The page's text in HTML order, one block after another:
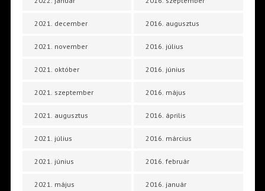
2021. december
2021. november
2021. október
2021. szeptember
2021. augusztus
2021. július
2021. június
2021. május
2016. augusztus
2016. július
2016. június
2016. május
2016. április
2016. március
2016. február
2016. január